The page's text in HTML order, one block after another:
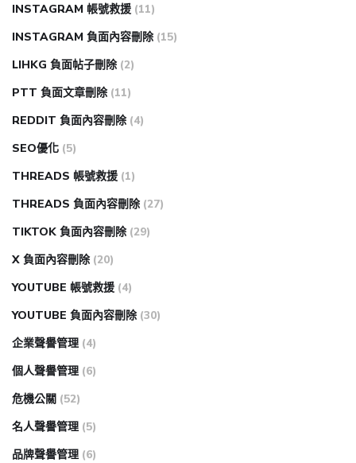
INSTAGRAM 帳號救援 (11)
INSTAGRAM 負面內容刪除 (15)
LIHKG 負面帖子刪除 (2)
PTT 負面文章刪除 (11)
REDDIT 負面內容刪除 (4)
SEO優化 (5)
THREADS 帳號救援 (1)
THREADS 負面內容刪除 (27)
TIKTOK 負面內容刪除 (29)
X 負面內容刪除 (20)
YOUTUBE 帳號救援 (4)
YOUTUBE 負面內容刪除 (30)
企業聲譽管理 (4)
個人聲譽管理 (6)
危機公關 (52)
名人聲譽管理 (5)
品牌聲譽管理 (6)